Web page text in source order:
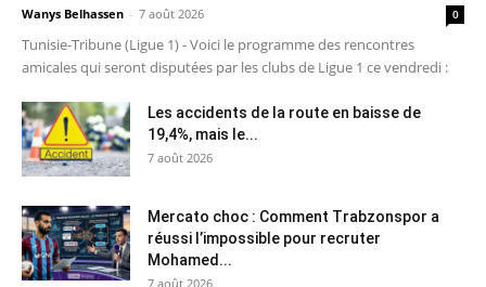
Wanys Belhassen - 7 août 2026 0
Tunisie-Tribune (Ligue 1) - Voici le programme des rencontres
amicales qui seront disputées par les clubs de Ligue 1 ce vendredi :
Les accidents de la route en baisse de
19,4%, mais le...
7 août 2026
Mercato choc : Comment Trabzonspor a
réussi l’impossible pour recruter
Mohamed...
7 août 2026